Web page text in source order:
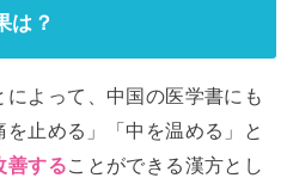
は？
によって、中国の医学書にも
止める」「中を温める」と
善することができる漢方とし